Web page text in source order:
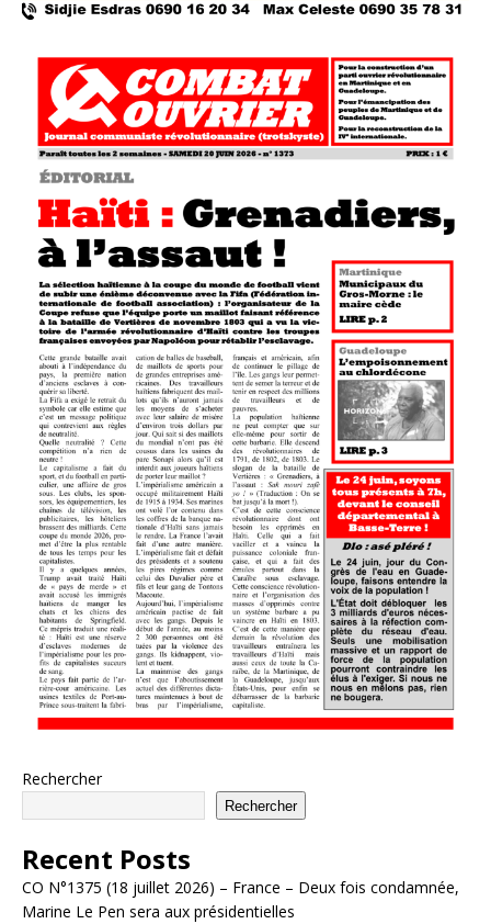
Rechercher
Rechercher
Recent Posts
CO N°1375 (18 juillet 2026) – France – Deux fois condamnée,
Marine Le Pen sera aux présidentielles